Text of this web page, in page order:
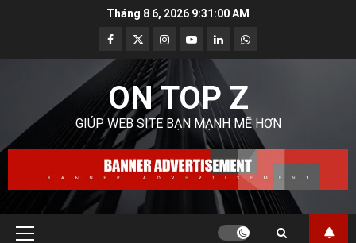
Tháng 8 6, 2026 9:31:02 AM
Facebook
TwitterInstagram
YoutubeLinkedinWhatsapp
ON TOP Z
GIÚP WEB SITE BẠN MẠNH MẼ HƠN
Primary